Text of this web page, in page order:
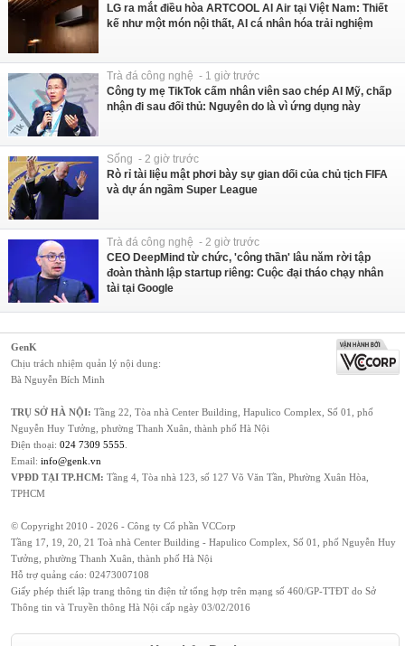
LG ra mắt điều hòa ARTCOOL AI Air tại Việt Nam: Thiết
kế như một món nội thất, AI cá nhân hóa trải nghiệm
Trà đá công nghệ - 1 giờ trước
Công ty mẹ TikTok cấm nhân viên sao chép AI Mỹ, chấp
nhận đi sau đối thủ: Nguyên do là vì ứng dụng này
Sống - 2 giờ trước
Rò rỉ tài liệu mật phơi bày sự gian dối của chủ tịch FIFA
và dự án ngầm Super League
Trà đá công nghệ - 2 giờ trước
CEO DeepMind từ chức, 'công thần' lâu năm rời tập
đoàn thành lập startup riêng: Cuộc đại tháo chạy nhân
tài tại Google
GenK
Chịu trách nhiệm quản lý nội dung:
Bà Nguyễn Bích Minh
TRỤ SỞ HÀ NỘI: Tầng 22, Tòa nhà Center Building, Hapulico Complex, Số 01, phố
Nguyễn Huy Tưởng, phường Thanh Xuân, thành phố Hà Nội
Điện thoại: 024 7309 5555
Email: info@genk.vn
VPĐD TẠI TP.HCM: Tầng 4, Tòa nhà 123, số 127 Võ Văn Tần, Phường Xuân Hòa,
TPHCM
© Copyright 2010 - 2026 - Công ty Cổ phần VCCorp
Tầng 17, 19, 20, 21 Toà nhà Center Building - Hapulico Complex, Số 01, phố Nguyễn Huy
Tưởng, phường Thanh Xuân, thành phố Hà Nội
Hỗ trợ quảng cáo: 02473007108
Giấy phép thiết lập trang thông tin điện tử tổng hợp trên mạng số 460/GP-TTĐT do Sở
Thông tin và Truyền thông Hà Nội cấp ngày 03/02/2016